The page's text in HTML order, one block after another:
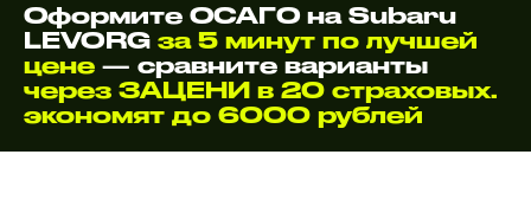
Оформите ОСАГО на Subaru
LEVORG за 5 минут по лучшей
цене — сравните варианты
через ЗАЦЕНИ в 20 страховых.
экономят до 6000 рублей